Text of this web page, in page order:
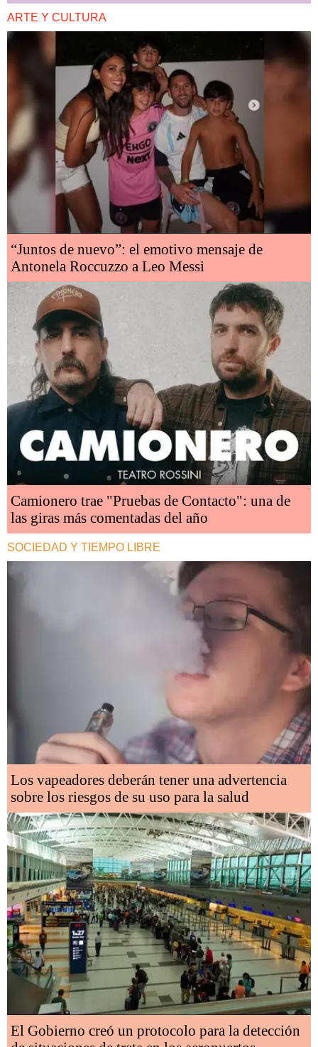
ARTE Y CULTURA
“Juntos de nuevo”: el emotivo mensaje de
Antonela Roccuzzo a Leo Messi
Camionero trae "Pruebas de Contacto": una de
las giras más comentadas del año
SOCIEDAD Y TIEMPO LIBRE
Los vapeadores deberán tener una advertencia
sobre los riesgos de su uso para la salud
El Gobierno creó un protocolo para la detección